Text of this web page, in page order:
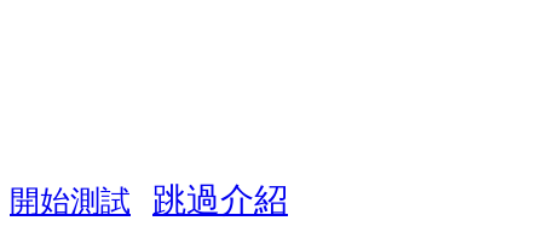
開始測試 跳過介紹